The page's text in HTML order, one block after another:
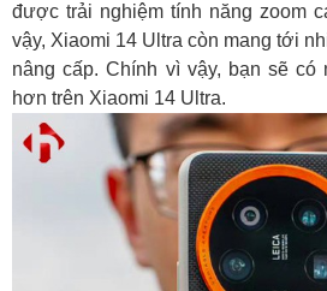
được trải nghiệm tính năng zoom
vậy, Xiaomi 14 Ultra còn mang tới
nâng cấp. Chính vì vậy, bạn sẽ
hơn trên Xiaomi 14 Ultra.